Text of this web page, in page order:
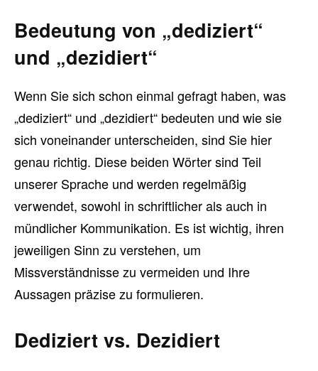
Bedeutung von „dediziert“
und „dezidiert“
Wenn Sie sich schon einmal gefragt haben, was
„dediziert“ und „dezidiert“ bedeuten und wie sie
sich voneinander unterscheiden, sind Sie hier
genau richtig. Diese beiden Wörter sind Teil
unserer Sprache und werden regelmäßig
verwendet, sowohl in schriftlicher als auch in
mündlicher Kommunikation. Es ist wichtig, ihren
jeweiligen Sinn zu verstehen, um
Missverständnisse zu vermeiden und Ihre
Aussagen präzise zu formulieren.
Dediziert vs. Dezidiert